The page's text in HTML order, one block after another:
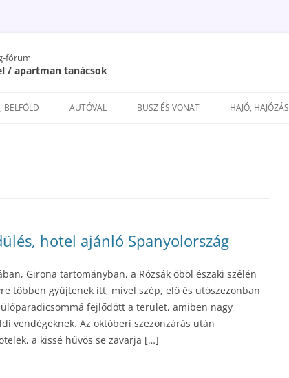
fórum
/ apartman tanácsok
a
BELFÖLD AUTÓVAL BUSZ ÉS VONAT HAJÓ, HAJÓZÁS
hotel ajánló Spanyolország
Girona tartományban, a Rózsák öböl északi szélén
többen gyűjtenek itt, mivel szép, elő és utószezonban
fejlődött a terület, amiben nagy
vendégeknek. Az októberi szezonzárás után
a kissé hűvös se zavarja […]